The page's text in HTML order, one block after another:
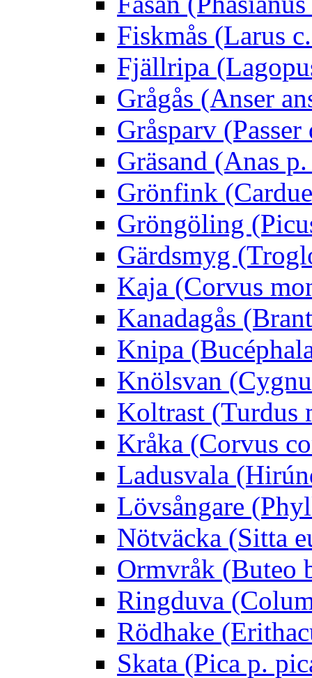
Fiskmås (Larus
Fjällripa
Grågås (Anser
Gråsparv
Gräsand (Anas
Grönfink
Gröngöling
Gärdsmyg
Kaja (Corvus
Kanadagås
Knipa
Knölsvan
Koltrast (Turdus
Kråka (Corvus
Ladusvala
Lövsångare
Nötväcka (Sitta
Ormvråk (Buteo
Ringduva
Rödhake
Skata (Pica p.